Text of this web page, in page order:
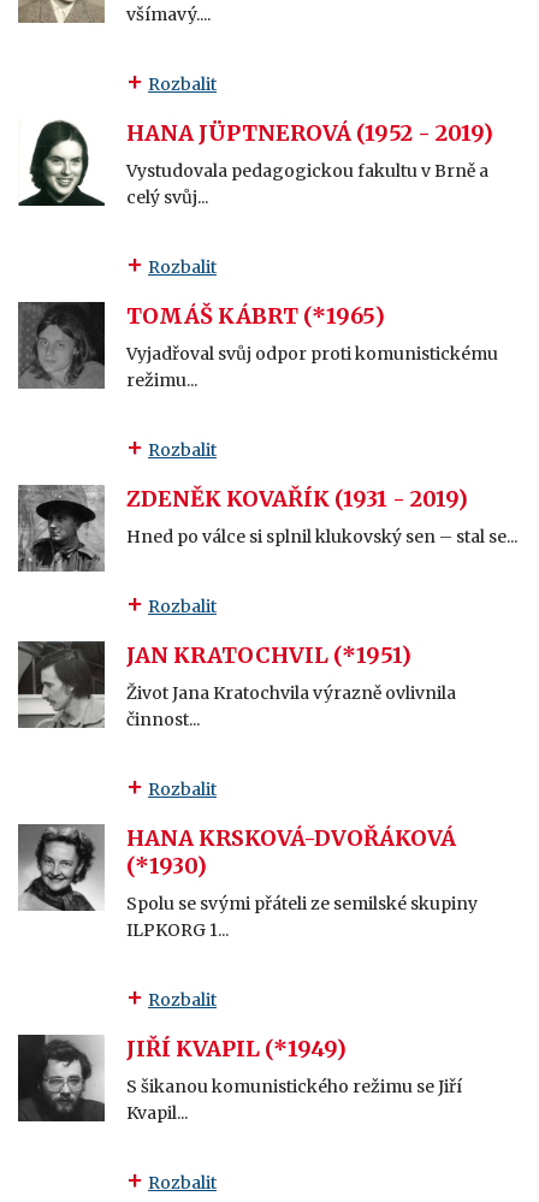
všímavý....
Rozbalit
HANA JÜPTNEROVÁ (1952 - 2019)
Vystudovala pedagogickou fakultu v Brně a
celý svůj...
Rozbalit
TOMÁŠ KÁBRT (*1965)
Vyjadřoval svůj odpor proti komunistickému
režimu...
Rozbalit
ZDENĚK KOVAŘÍK (1931 - 2019)
Hned po válce si splnil klukovský sen – stal se...
Rozbalit
JAN KRATOCHVIL (*1951)
Život Jana Kratochvila výrazně ovlivnila
činnost...
Rozbalit
HANA KRSKOVÁ-DVOŘÁKOVÁ
(*1930)
Spolu se svými přáteli ze semilské skupiny
ILPKORG 1...
Rozbalit
JIŘÍ KVAPIL (*1949)
S šikanou komunistického režimu se Jiří
Kvapil...
Rozbalit